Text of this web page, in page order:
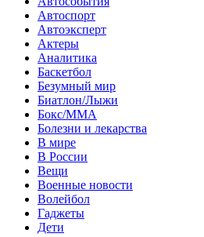
Автоспорт
Автоэксперт
Актеры
Аналитика
Баскетбол
Безумный мир
Биатлон/Лыжи
Бокс/MMA
Болезни и лекарства
В мире
В России
Вещи
Военные новости
Волейбол
Гаджеты
Дети